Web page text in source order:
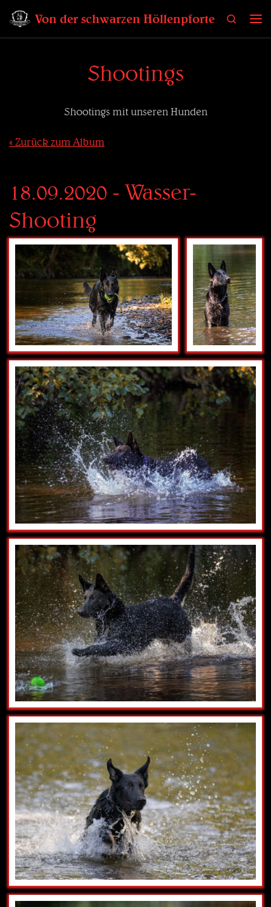
Zum Inhalt springen
Von der schwarzen Höllenpforte
Search
Shootings
Shootings mit unseren Hunden
« Zurück zum Album
18.09.2020 - Wasser-
Shooting